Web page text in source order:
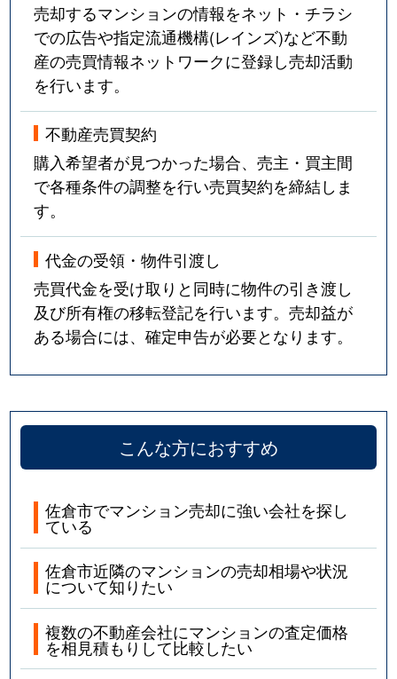
売却するマンションの情報をネット・チラシ
での広告や指定流通機構(レインズ)など不動
産の売買情報ネットワークに登録し売却活動
を行います。
不動産売買契約
購入希望者が見つかった場合、売主・買主間
で各種条件の調整を行い売買契約を締結しま
す。
代金の受領・物件引渡し
売買代金を受け取りと同時に物件の引き渡し
及び所有権の移転登記を行います。売却益が
ある場合には、確定申告が必要となります。
こんな方におすすめ
佐倉市でマンション売却に強い会社を探し
ている
佐倉市近隣のマンションの売却相場や状況
について知りたい
複数の不動産会社にマンションの査定価格
を相見積もりして比較したい